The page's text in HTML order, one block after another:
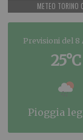
METEO TORINO
Previsioni del 8
25°C
pioggia